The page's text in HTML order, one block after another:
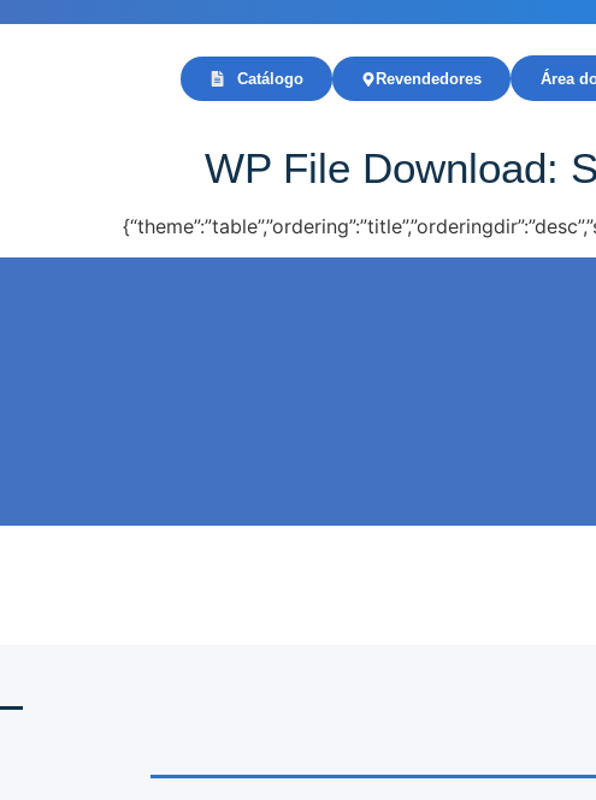
Catálogo Revendedores Área
WP File Download: